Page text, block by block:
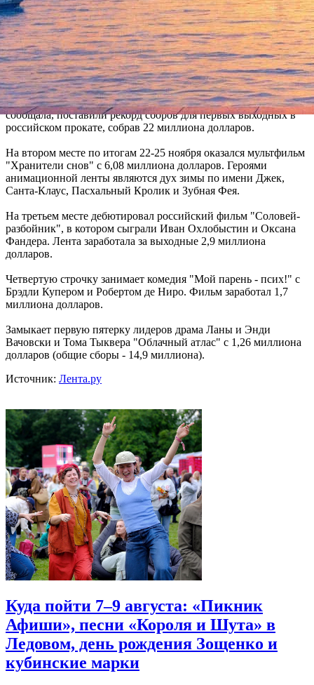
Фильм "Сумерки. Сага. Рассвет: Часть 2" и после вторых
выходных возглавил российский кинопрокат. Как сообщает
портал Kinobusiness.com со ссылкой на данные
дистрибьюторских компаний и Rentrak Corp., за 22-25 ноября
пятая часть вампирской саги собрала 8,3 миллиона долларов
(общие сборы достигли 36,28 миллиона).
В предыдущиц викэнд "Сумерки", как "Фонтанка" уже
сообщала, поставили рекорд сборов для первых выходных в
российском прокате, собрав 22 миллиона долларов.
На втором месте по итогам 22-25 ноября оказался мультфильм
"Хранители снов" с 6,08 миллиона долларов. Героями
анимационной ленты являются дух зимы по имени Джек,
Санта-Клаус, Пасхальный Кролик и Зубная Фея.
На третьем месте дебютировал российский фильм "Соловей-
разбойник", в котором сыграли Иван Охлобыстин и Оксана
Фандера. Лента заработала за выходные 2,9 миллиона
долларов.
Четвертую строчку занимает комедия "Мой парень - псих!" с
Брэдли Купером и Робертом де Ниро. Фильм заработал 1,7
миллиона долларов.
Замыкает первую пятерку лидеров драма Ланы и Энди
Вачовски и Тома Тыквера "Облачный атлас" с 1,26 миллиона
долларов (общие сборы - 14,9 миллиона).
Источник: Лента.ру
Куда пойти 7–9 августа: «Пикник
Афиши», песни «Короля и Шута» в
Ледовом, день рождения Зощенко и
кубинские марки